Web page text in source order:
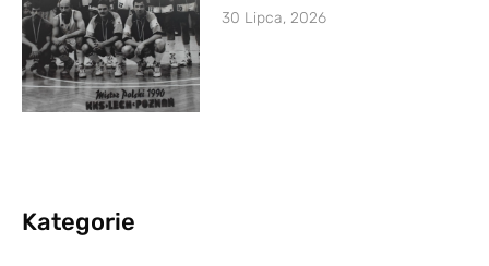
30 Lipca, 2026
Kategorie